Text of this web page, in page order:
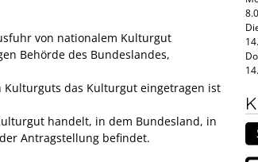
von nationalem Kulturgut
Behörde des Bundeslandes,
das Kulturgut eingetragen ist
handelt, in dem Bundesland, in
Antragstellung befindet.